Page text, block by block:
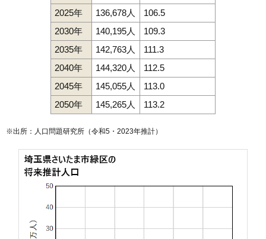
2025年
136,678人
106.5
2030年
140,195人
109.3
2035年
142,763人
111.3
2040年
144,320人
112.5
2045年
145,055人
113.0
2050年
145,265人 113.2
※出所：人口問題研究所（令和5・2023年推計）